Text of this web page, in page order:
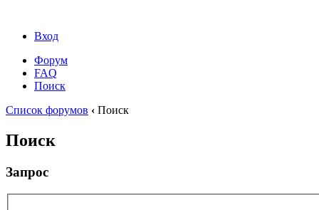
Вход
Форум
FAQ
Поиск
Список форумов ‹ Поиск
Поиск
Запрос